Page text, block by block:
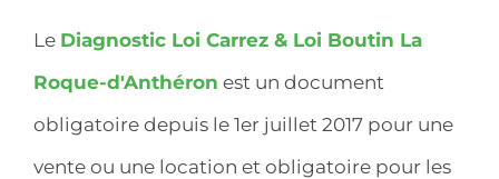
Le Diagnostic Loi Carrez & Loi Boutin La
Roque-d'Anthéron est un document
obligatoire depuis le 1er juillet 2017 pour une
vente ou une location et obligatoire pour les